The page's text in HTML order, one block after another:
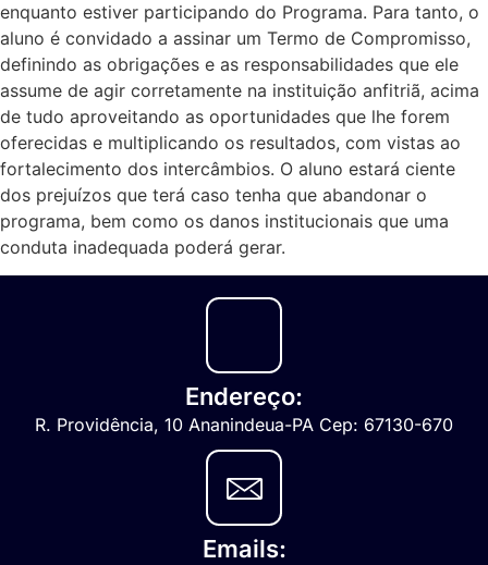
enquanto estiver participando do Programa. Para tanto, o
aluno é convidado a assinar um Termo de Compromisso,
definindo as obrigações e as responsabilidades que ele
assume de agir corretamente na instituição anfitriã, acima
de tudo aproveitando as oportunidades que lhe forem
oferecidas e multiplicando os resultados, com vistas ao
fortalecimento dos intercâmbios. O aluno estará ciente
dos prejuízos que terá caso tenha que abandonar o
programa, bem como os danos institucionais que uma
conduta inadequada poderá gerar.
Endereço:
R. Providência, 10 Ananindeua-PA Cep: 67130-670
Emails: